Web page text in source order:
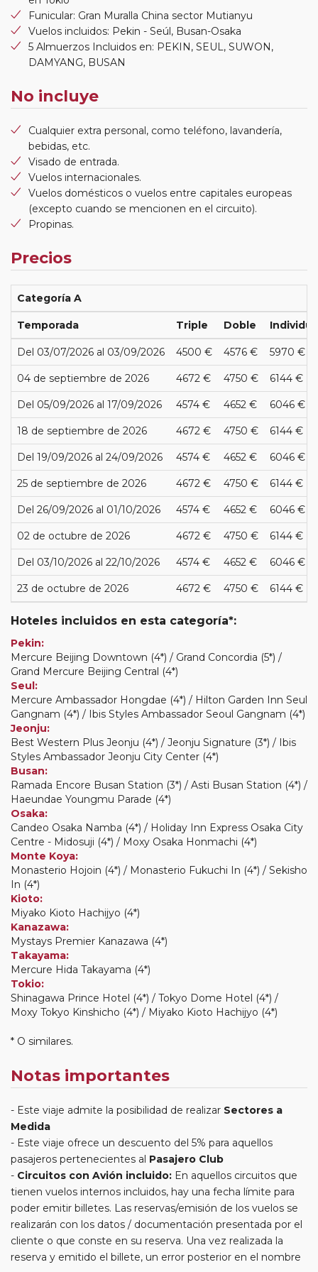
Funicular: Gran Muralla China sector Mutianyu
Vuelos incluidos: Pekin - Seúl, Busan-Osaka
5 Almuerzos Incluidos en: PEKIN, SEUL, SUWON,
DAMYANG, BUSAN
No incluye
Cualquier extra personal, como teléfono, lavandería,
bebidas, etc.
Visado de entrada.
Vuelos internacionales.
Vuelos domésticos o vuelos entre capitales europeas
(excepto cuando se mencionen en el circuito).
Propinas.
Precios
Categoría A
Temporada Triple Doble
Del 03/07/2026 al 03/09/2026 4500 € 4576 € 5970 €
04 de septiembre de 2026 4672 € 4750 € 6144 €
Del 05/09/2026 al 17/09/2026 4574 € 4652 € 6046 €
18 de septiembre de 2026 4672 € 4750 € 6144 €
Del 19/09/2026 al 24/09/2026 4574 € 4652 € 6046 €
25 de septiembre de 2026 4672 € 4750 € 6144 €
Del 26/09/2026 al 01/10/2026 4574 € 4652 € 6046 €
02 de octubre de 2026 4672 € 4750 € 6144 €
Del 03/10/2026 al 22/10/2026 4574 € 4652 € 6046 €
23 de octubre de 2026 4672 € 4750 € 6144 €
Hoteles incluidos en esta categoría*:
Pekin:
Mercure Beijing Downtown (4*) / Grand Concordia (5*) /
Grand Mercure Beijing Central (4*)
Seul:
Mercure Ambassador Hongdae (4*) / Hilton Garden Inn Seul
Gangnam (4*) / Ibis Styles Ambassador Seoul Gangnam (4*)
Jeonju:
Best Western Plus Jeonju (4*) / Jeonju Signature (3*) / Ibis
Styles Ambassador Jeonju City Center (4*)
Busan:
Ramada Encore Busan Station (3*) / Asti Busan Station (4*) /
Haeundae Youngmu Parade (4*)
Osaka:
Candeo Osaka Namba (4*) / Holiday Inn Express Osaka City
Centre - Midosuji (4*) / Moxy Osaka Honmachi (4*)
Monte Koya:
Monasterio Hojoin (4*) / Monasterio Fukuchi In (4*) / Sekisho
In (4*)
Kioto:
Miyako Kioto Hachijyo (4*)
Kanazawa:
Mystays Premier Kanazawa (4*)
Takayama:
Mercure Hida Takayama (4*)
Tokio:
Shinagawa Prince Hotel (4*) / Tokyo Dome Hotel (4*) /
Moxy Tokyo Kinshicho (4*) / Miyako Kioto Hachijyo (4*)
* O similares.
Notas importantes
Este viaje admite la posibilidad de realizar Sectores a
Medida
Este viaje ofrece un descuento del 5% para aquellos
pasajeros pertenecientes al Pasajero Club
Circuitos con Avión incluido: En aquellos circuitos que
tienen vuelos internos incluidos, hay una fecha límite para
poder emitir billetes. Las reservas/emisión de los vuelos se
realizarán con los datos / documentación presentada por el
cliente o que conste en su reserva. Una vez realizada la
reserva y emitido el billete, un error posterior en el nombre